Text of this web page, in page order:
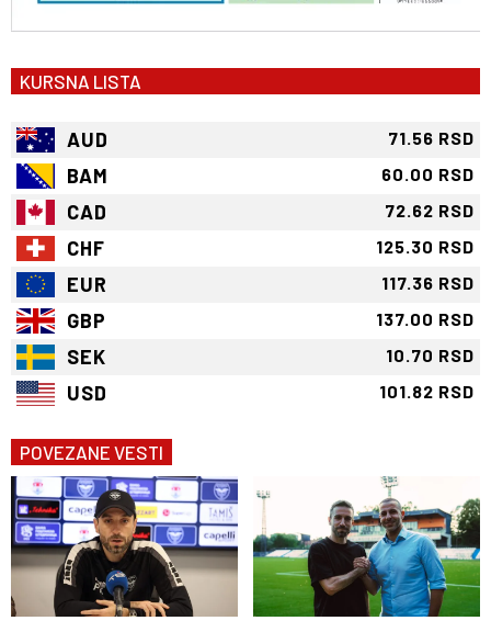
KURSNA LISTA
AUD 71.56 RSD
BAM 60.00 RSD
CAD 72.62 RSD
CHF 125.30 RSD
EUR 117.36 RSD
GBP 137.00 RSD
SEK 10.70 RSD
USD 101.82 RSD
POVEZANE VESTI